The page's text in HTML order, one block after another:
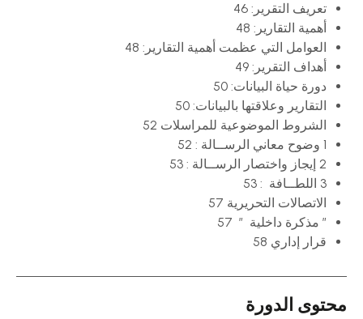
تعريف التقرير: 46
أهمية التقارير: 48
العوامل التي عظمت أهمية التقارير: 48
أهداف التقرير: 49
دورة حياة البيانات: 50
التقارير وعلاقتها بالبيانات: 50
الشروط الموضوعية للمراسلات 52
1 وضوح معاني الرســالة : 52
2 إيجاز واختصار الرســالة : 53
3 اللطــافة : 53
الاتصالات التحريرية 57
” مذكرة داخلية ” 57
قرار إداري 58
محتوى الدورة